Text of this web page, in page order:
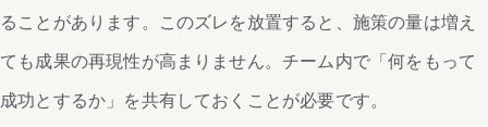
ることがあります。このズレを放置すると、施策の量は増え
ても成果の再現性が高まりません。チーム内で「何をもって
成功とするか」を共有しておくことが必要です。